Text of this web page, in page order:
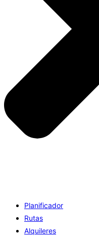
Planificador
Rutas
Alquileres